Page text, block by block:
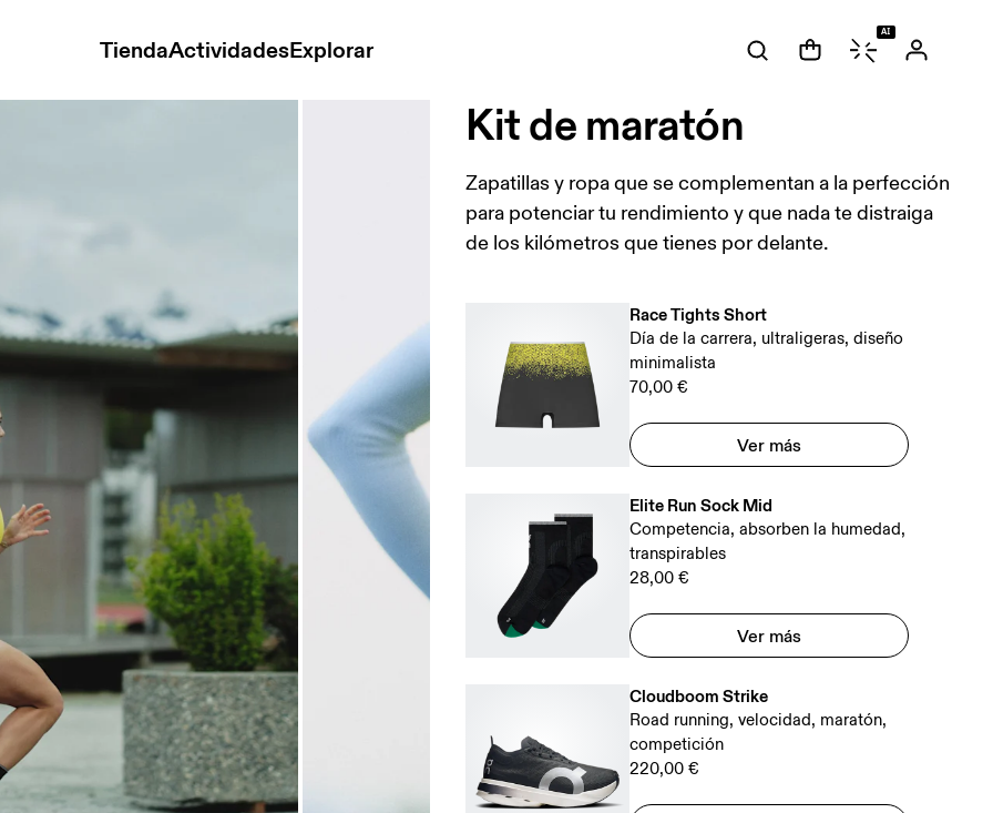
TiendaActividadesExplorar
AI
Kit de maratón
Zapatillas y ropa que se complementan a la perfección
para potenciar tu rendimiento y que nada te distraiga
de los kilómetros que tienes por delante.
Race Tights Short
Día de la carrera, ultraligeras, diseño
minimalista
70,00 €
Ver más
Elite Run Sock Mid
Competencia, absorben la humedad,
transpirables
28,00 €
Ver más
Cloudboom Strike
Road running, velocidad, maratón,
competición
220,00 €